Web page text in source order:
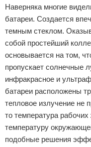
Наверняка многие
батареи. Создается
темным стеклом.
собой простейший
основывается на том,
пропускает солнечные
инфракрасное и
батареи расположены
тепловое излучение не
то температура
температуру
подобные решения